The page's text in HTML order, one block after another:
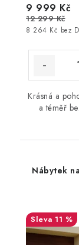
8 264 Kč bez
9 999 Kč
12 299 Kč
Krásná a
a téměř
Nábytek
11 %